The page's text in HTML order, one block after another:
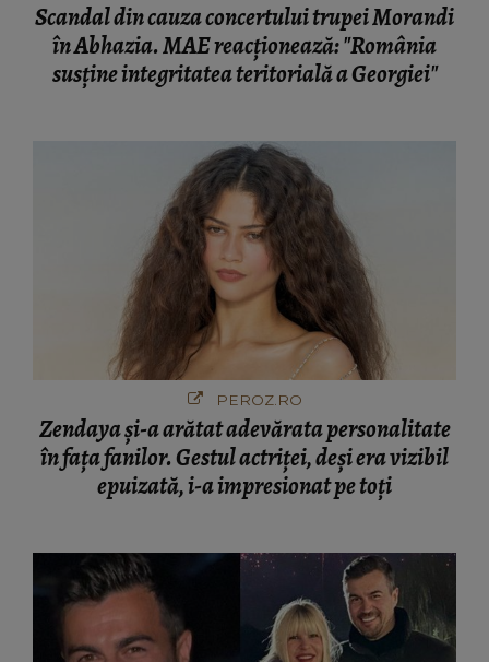
Scandal din cauza concertului trupei Morandi
în Abhazia. MAE reacționează: "România
susține integritatea teritorială a Georgiei"
PEROZ.RO
Zendaya și-a arătat adevărata personalitate
în fața fanilor. Gestul actriței, deși era vizibil
epuizată, i-a impresionat pe toți